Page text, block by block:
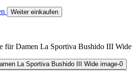
Weiter einkaufen
für Damen La Sportiva Bushido III Wide